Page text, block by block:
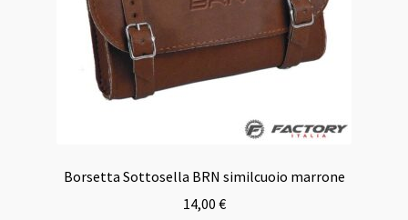
Borsetta Sottosella BRN similcuoio marrone
14,00 €